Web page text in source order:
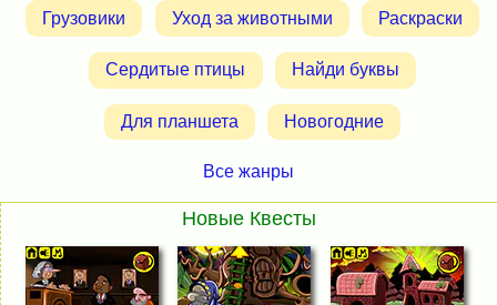
Грузовики Уход за животными Раскраски
Сердитые птицы Найди буквы
Для планшета Новогодние
Все жанры
Новые Квесты